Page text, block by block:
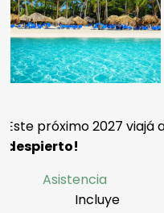
próximo 2027 viajá a
Asistencia
Incluye